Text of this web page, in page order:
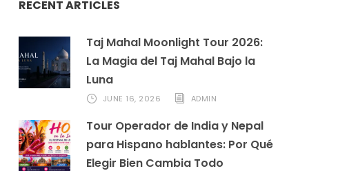
RECENT ARTICLES
Taj Mahal Moonlight Tour 2026:
La Magia del Taj Mahal Bajo la
Luna
JUNE 16, 2026 ADMIN
Tour Operador de India y Nepal
para Hispano hablantes: Por Qué
Elegir Bien Cambia Todo